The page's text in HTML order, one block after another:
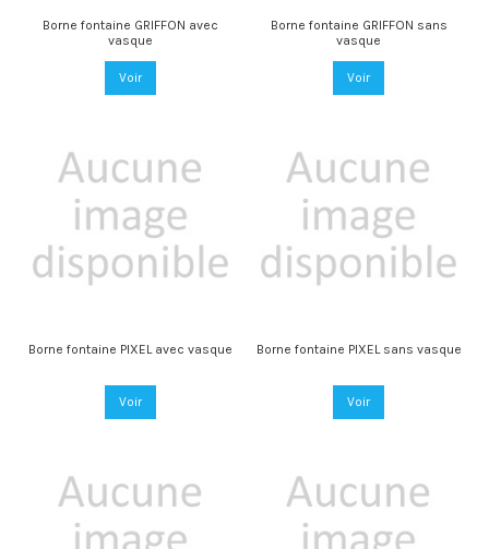
Borne fontaine GRIFFON avec
vasque
Voir
Borne fontaine GRIFFON sans
vasque
Voir
Borne fontaine PIXEL avec vasque
Voir
Borne fontaine PIXEL sans vasque
Voir